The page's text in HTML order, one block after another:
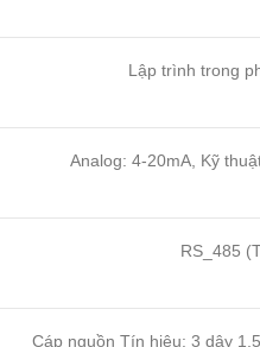
Lập trình trong
Analog: 4-20mA, Kỹ
RS_485
Cáp nguồn Tín hiệu: 3 dây